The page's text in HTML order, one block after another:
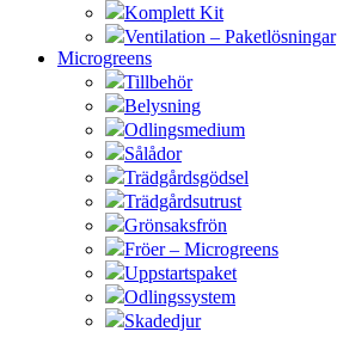
Komplett Kit
Ventilation – Paketlösningar
Microgreens
Tillbehör
Belysning
Odlingsmedium
Sålådor
Trädgårdsgödsel
Trädgårdsutrust
Grönsaksfrön
Fröer – Microgreens
Uppstartspaket
Odlingssystem
Skadedjur